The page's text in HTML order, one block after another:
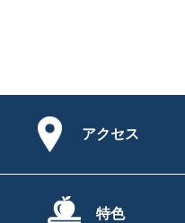
アクセス
特色